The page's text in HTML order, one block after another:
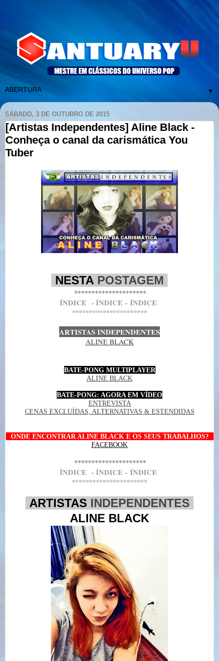
▼
SÁBADO, 3 DE OUTUBRO DE 2015
[Artistas Independentes] Aline Black -
Conheça o canal da carismática You
Tuber
NESTA POSTAGEM
*********************
ÍNDICE - ÍNDICE - ÍNDICE
**********************
ARTISTAS INDEPENDENTES
ALINE BLACK
BATE-PONG MULTIPLAYER
ALINE BLACK
BATE-PONG: AGORA EM VÍDEO
ENTREVISTA
CENAS EXCLUÍDAS, ALTERNATIVAS & ESTENDIDAS
ONDE ENCONTRAR ALINE BLACK E OS SEUS TRABALHOS?--
FACEBOOK
*********************
ÍNDICE - ÍNDICE - ÍNDICE
**********************
ARTISTAS INDEPENDENTES
ALINE BLACK